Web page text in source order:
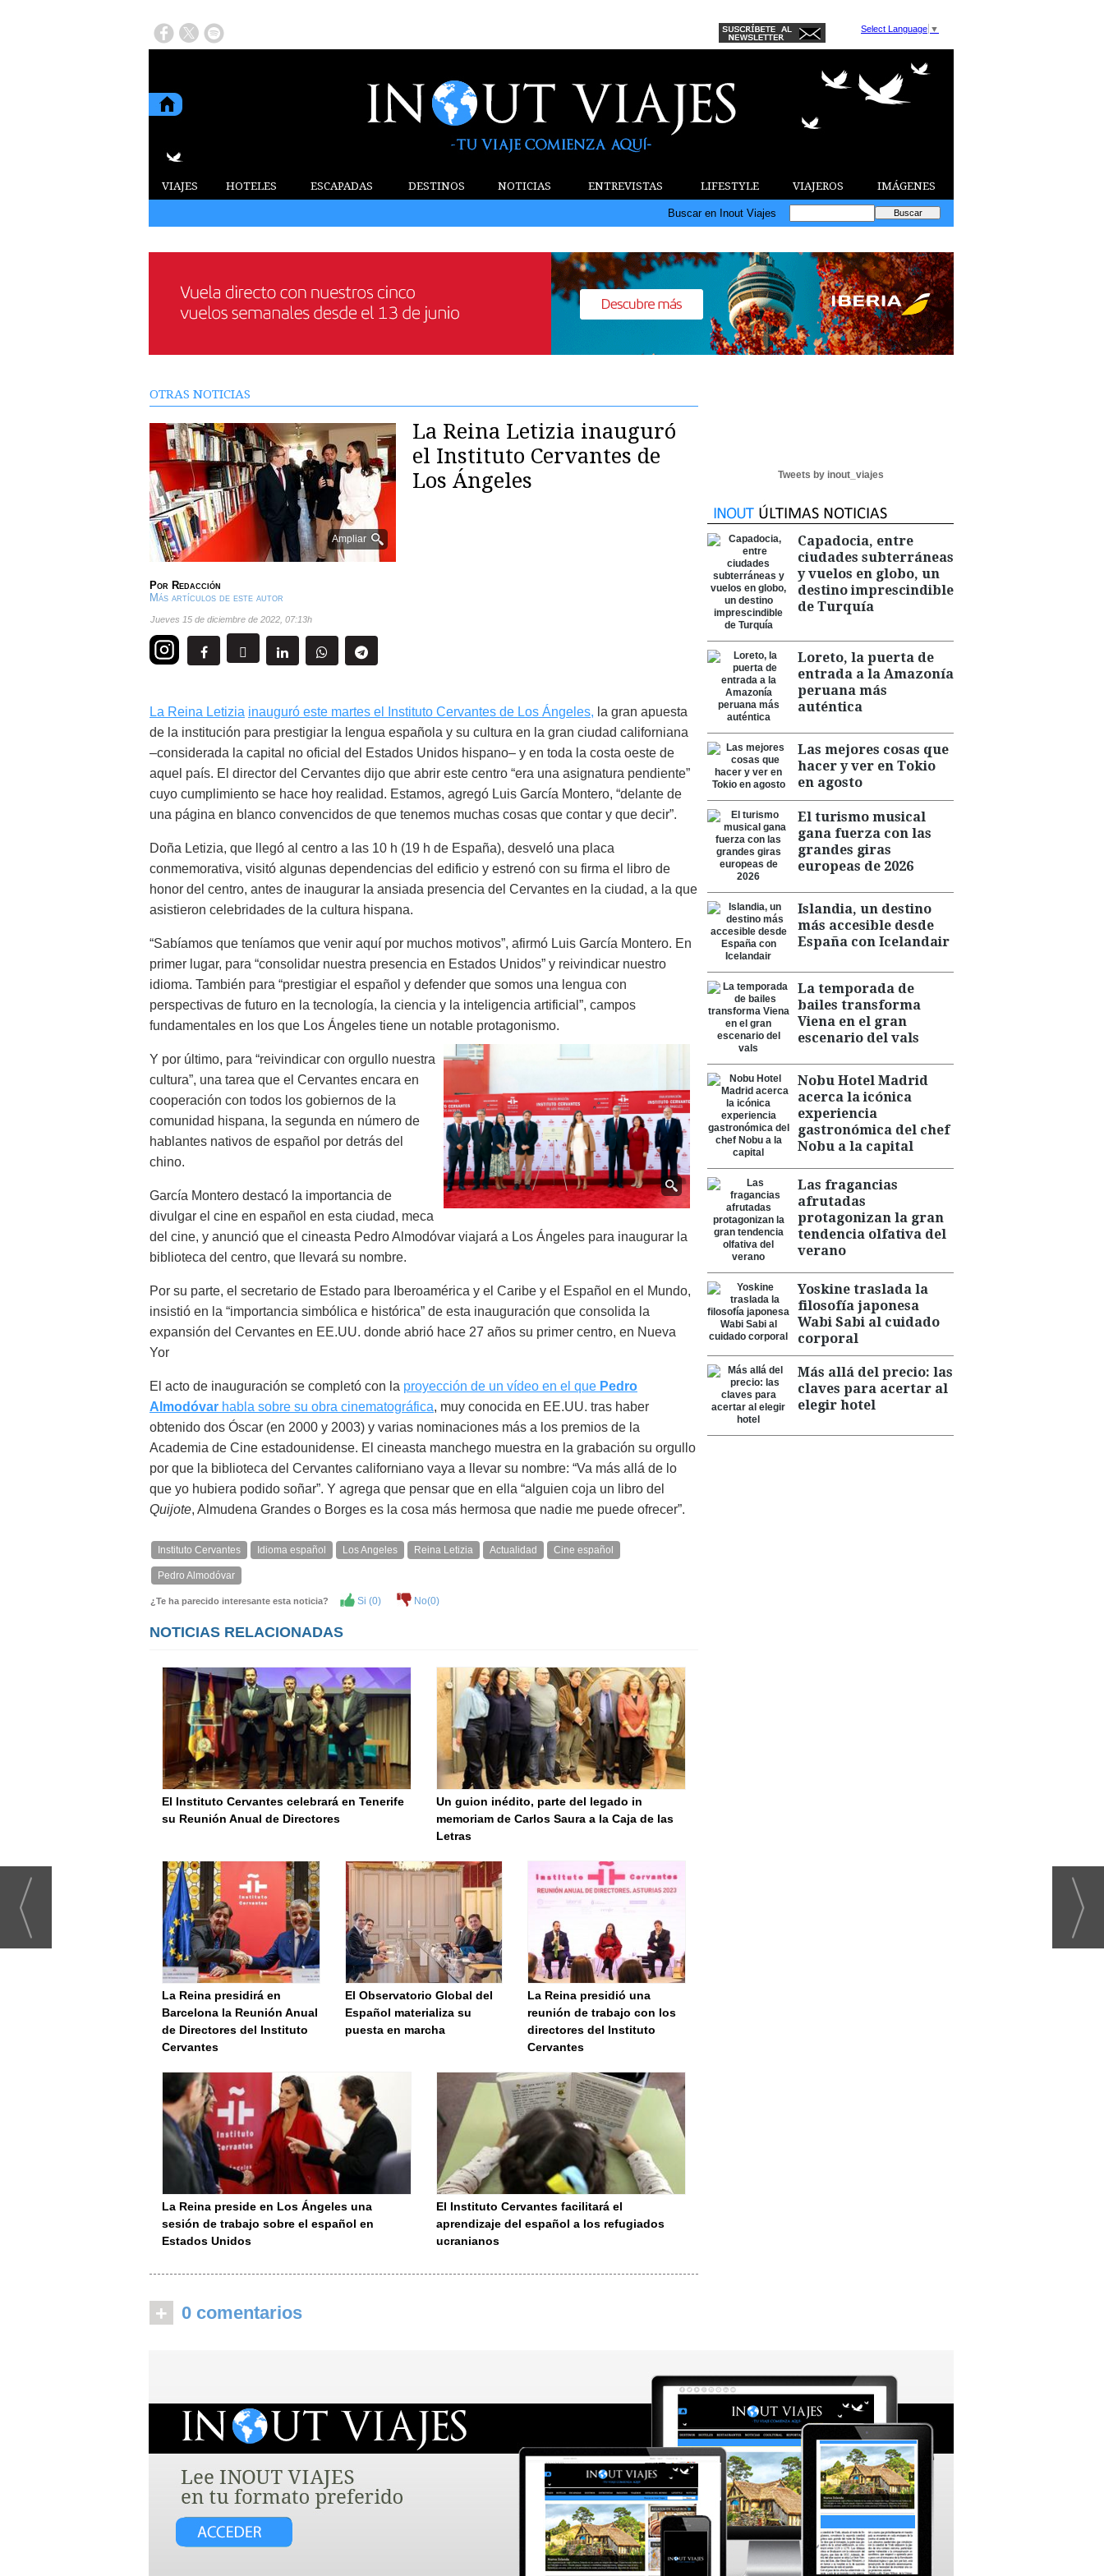
Select Language ▼
VIAJES HOTELES ESCAPADAS DESTINOS NOTICIAS ENTREVISTAS LIFESTYLE VIAJEROS IMÁGENES
Buscar en Inout Viajes
OTRAS NOTICIAS
Ampliar
La Reina Letizia inauguró
el Instituto Cervantes de
Los Ángeles
Por Redacción
Más artículos de este autor
jueves 15 de diciembre de 2022 07:13h
La Reina Letizia inauguró este martes el Instituto Cervantes de Los Ángeles, la gran apuesta
de la institución para prestigiar la lengua española y su cultura en la gran ciudad californiana
‒considerada la capital no oficial del Estados Unidos hispano‒ y en toda la costa oeste de
aquel país. El director del Cervantes dijo que abrir este centro “era una asignatura pendiente”
cuyo cumplimiento se hace hoy realidad. Estamos, agregó Luis García Montero, “delante de
una página en blanco convencidos de que tenemos muchas cosas que contar y que decir”.
Doña Letizia, que llegó al centro a las 10 h (19 h de España), desveló una placa
conmemorativa, visitó algunas dependencias del edificio y estrenó con su firma el libro de
honor del centro, antes de inaugurar la ansiada presencia del Cervantes en la ciudad, a la que
asistieron celebridades de la cultura hispana.
“Sabíamos que teníamos que venir aquí por muchos motivos”, afirmó Luis García Montero. En
primer lugar, para “consolidar nuestra presencia en Estados Unidos” y reivindicar nuestro
idioma. También para “prestigiar el español y defender que somos una lengua con
perspectivas de futuro en la tecnología, la ciencia y la inteligencia artificial”, campos
fundamentales en los que Los Ángeles tiene un notable protagonismo.
Y por último, para “reivindicar con orgullo nuestra
cultura”, una tarea que el Cervantes encara en
cooperación con todos los gobiernos de la
comunidad hispana, la segunda en número de
hablantes nativos de español por detrás del
chino.
García Montero destacó la importancia de
divulgar el cine en español en esta ciudad, meca
del cine, y anunció que el cineasta Pedro Almodóvar viajará a Los Ángeles para inaugurar la
biblioteca del centro, que llevará su nombre.
Por su parte, el secretario de Estado para Iberoamérica y el Caribe y el Español en el Mundo,
insistió en la “importancia simbólica e histórica” de esta inauguración que consolida la
expansión del Cervantes en EE.UU. donde abrió hace 27 años su primer centro, en Nueva
Yor
El acto de inauguración se completó con la proyección de un vídeo en el que Pedro
Almodóvar habla sobre su obra cinematográfica, muy conocida en EE.UU. tras haber
obtenido dos Óscar (en 2000 y 2003) y varias nominaciones más a los premios de la
Academia de Cine estadounidense. El cineasta manchego muestra en la grabación su orgullo
por que la biblioteca del Cervantes californiano vaya a llevar su nombre: “Va más allá de lo
que yo hubiera podido soñar”. Y agrega que pensar que en ella “alguien coja un libro del
Quijote, Almudena Grandes o Borges es la cosa más hermosa que nadie me puede ofrecer”.
Instituto Cervantes Idioma español Los Angeles Reina Letizia Actualidad Cine español
Pedro Almodóvar
¿Te ha parecido interesante esta noticia? Si (0) No(0)
NOTICIAS RELACIONADAS
El Instituto Cervantes celebrará en Tenerife
su Reunión Anual de Directores
Un guion inédito, parte del legado in
memoriam de Carlos Saura a la Caja de las
Letras
La Reina presidirá en
Barcelona la Reunión Anual
de Directores del Instituto
Cervantes
El Observatorio Global del
Español materializa su
puesta en marcha
La Reina presidió una
reunión de trabajo con los
directores del Instituto
Cervantes
La Reina preside en Los Ángeles una
sesión de trabajo sobre el español en
Estados Unidos
El Instituto Cervantes facilitará el
aprendizaje del español a los refugiados
ucranianos
+ 0 comentarios
Tweets by inout_viajes
Capadocia, entre
ciudades subterráneas
y vuelos en globo, un
destino imprescindible
de Turquía
Loreto, la puerta de
entrada a la Amazonía
peruana más
auténtica
Las mejores cosas que
hacer y ver en Tokio
en agosto
El turismo musical
gana fuerza con las
grandes giras
europeas de 2026
Islandia, un destino
más accesible desde
España con Icelandair
La temporada de
bailes transforma
Viena en el gran
escenario del vals
Nobu Hotel Madrid
acerca la icónica
experiencia
gastronómica del chef
Nobu a la capital
Las fragancias
afrutadas
protagonizan la gran
tendencia olfativa del
verano
Yoskine traslada la
filosofía japonesa
Wabi Sabi al cuidado
corporal
Más allá del precio: las
claves para acertar al
elegir hotel